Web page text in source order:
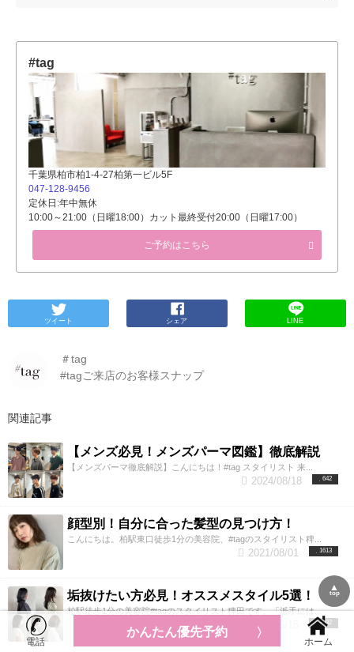
#tag
千葉県柏市柏1-4-27柏第一ビル5F
047-128-9456
定休日:年中無休
10:00～21:00（日曜18:00）カット最終受付20:00（日曜17:00）
ご予約はこちら
ツイート シェア LINE
＃tag
#tagご来店のお客様スナップ
関連記事
【メンズ必見！メンズパーマ図鑑】徹底解説
【メンズパーマ徹底解説】こんにちは！#tag スタイリスト 来...
642
2024/08/18
顔型別！自分に合った髪型の見つけ方！
こんにちは。柏駅東口徒歩1分の美容院、#tagのスタイリスト稗...
1613
2021/08/01
垢抜けたい方必見！オススメスタイル5選！
柏駅徒歩1分の美容院#tagのスタイリスト稗田です。「派手には...
2032
2021/06/15
▲
top
電話
かんたん優先予約
ホーム